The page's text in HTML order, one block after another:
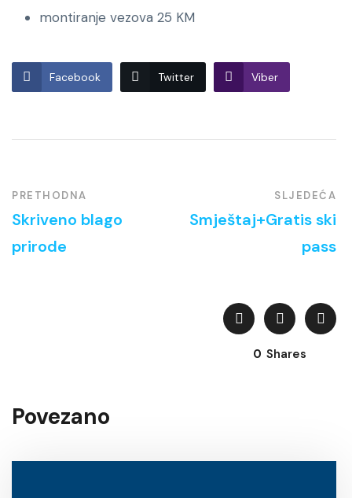
montiranje vezova 25 KM
Facebook Twitter Viber
PRETHODNA
Skriveno blago
prirode
SLJEDEĆA
Smještaj+Gratis ski
pass
0 Shares
Povezano